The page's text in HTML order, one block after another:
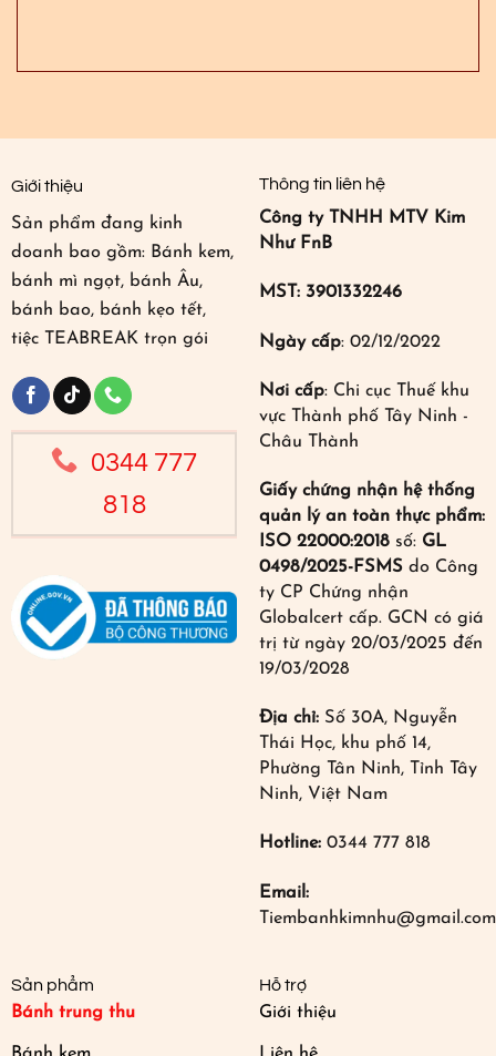
Giới thiệu
Sản phẩm đang kinh
doanh bao gồm: Bánh kem,
bánh mì ngọt, bánh Âu,
bánh bao, bánh kẹo tết,
tiệc TEABREAK trọn gói
0344 777
818
Thông tin liên hệ
Công ty TNHH MTV Kim
Như FnB
MST: 3901332246
Ngày cấp: 02/12/2022
Nơi cấp: Chi cục Thuế khu
vực Thành phố Tây Ninh -
Châu Thành
Giấy chứng nhận hệ thống
quản lý an toàn thực phẩm:
ISO 22000:2018 số: GL
0498/2025-FSMS do Công
ty CP Chứng nhận
Globalcert cấp. GCN có giá
trị từ ngày 20/03/2025 đến
19/03/2028
Địa chỉ: Số 30A, Nguyễn
Thái Học, khu phố 14,
Phường Tân Ninh, Tỉnh Tây
Ninh, Việt Nam
Hotline: 0344 777 818
Email:
Tiembanhkimnhu@gmail.com
Sản phẩm
Bánh trung thu
Hỗ trợ
Giới thiệu